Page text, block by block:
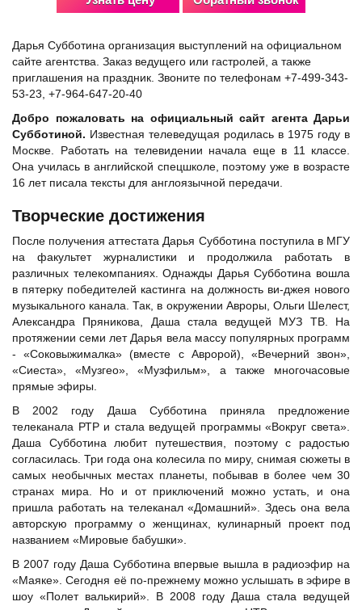
Дарья Субботина организация выступлений на официальном
сайте агентства. Заказ ведущего или гастролей, а также
приглашения на праздник. Звоните по телефонам +7-499-343-
53-23, +7-964-647-20-40
Добро пожаловать на официальный сайт агента Дарьи
Субботиной. Известная телеведущая родилась в 1975 году в
Москве. Работать на телевидении начала еще в 11 классе.
Она училась в английской спецшколе, поэтому уже в возрасте
16 лет писала тексты для англоязычной передачи.
Творческие достижения
После получения аттестата Дарья Субботина поступила в МГУ
на факультет журналистики и продолжила работать в
различных телекомпаниях. Однажды Дарья Субботина вошла
в пятерку победителей кастинга на должность ви-джея нового
музыкального канала. Так, в окружении Авроры, Ольги Шелест,
Александра Пряникова, Даша стала ведущей МУЗ ТВ. На
протяжении семи лет Дарья вела массу популярных программ
- «Соковыжималка» (вместе с Авророй), «Вечерний звон»,
«Сиеста», «Музгео», «Музфильм», а также многочасовые
прямые эфиры.
В 2002 году Даша Субботина приняла предложение
телеканала РТР и стала ведущей программы «Вокруг света».
Даша Субботина любит путешествия, поэтому с радостью
согласилась. Три года она колесила по миру, снимая сюжеты в
самых необычных местах планеты, побывав в более чем 30
странах мира. Но и от приключений можно устать, и она
пришла работать на телеканал «Домашний». Здесь она вела
авторскую программу о женщинах, кулинарный проект под
названием «Мировые бабушки».
В 2007 году Даша Субботина впервые вышла в радиоэфир на
«Маяке». Сегодня её по-прежнему можно услышать в эфире в
шоу «Полет валькирий». В 2008 году Даша стала ведущей